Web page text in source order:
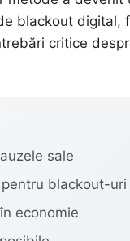
blackout
critice
sale
blackout-uri
economie